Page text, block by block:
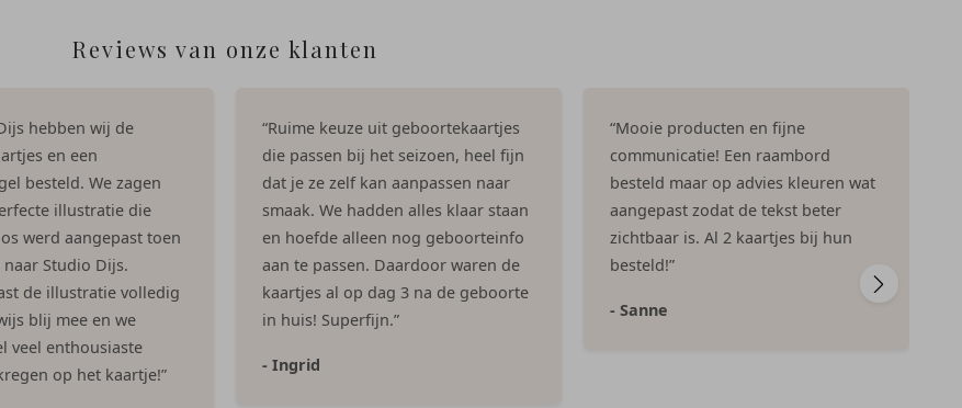
Reviews van onze klanten
hebben wij de
en een
besteld. We zagen
illustratie die
werd aangepast toen
Studio Dijs.
de illustratie volledig
blij mee en we
veel enthousiaste
op het kaartje!”
“Ruime keuze uit geboortekaartjes
die passen bij het seizoen, heel fijn
dat je ze zelf kan aanpassen naar
smaak. We hadden alles klaar staan
en hoefde alleen nog geboorteinfo
aan te passen. Daardoor waren de
kaartjes al op dag 3 na de geboorte
in huis! Superfijn.”
- Ingrid
“Mooie producten en fijne
communicatie! Een raambord
besteld maar op advies kleuren wat
aangepast zodat de tekst beter
zichtbaar is. Al 2 kaartjes bij hun
besteld!”
- Sanne